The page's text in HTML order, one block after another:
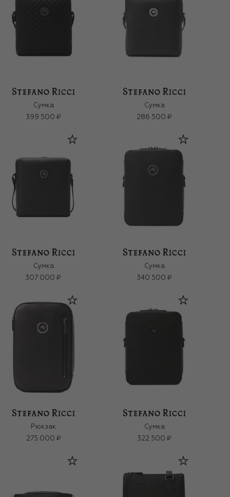
Сумка
399 500 ₽
Сумка
286 500 ₽
Сумка
307 000 ₽
Сумка
340 500 ₽
Рюкзак
275 000 ₽
Сумка
322 500 ₽